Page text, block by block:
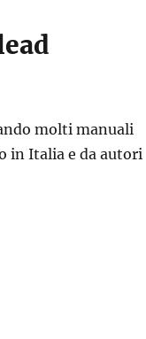
molti manuali
in Italia e da autori